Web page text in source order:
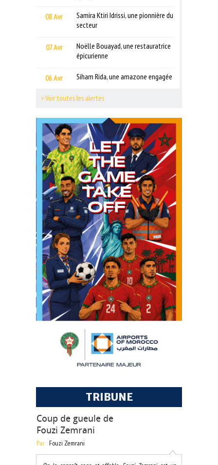
08 Avr
Samira Ktiri Idrissi, une pionnière du
secteur
07 Avr
Noëlle Bouayad, une restauratrice
épicurienne
06 Avr Siham Rida, une amazone engagée
> Voir toutes les alertes
TRIBUNE
Coup de gueule de
Fouzi Zemrani
Par Fouzi Zemrani